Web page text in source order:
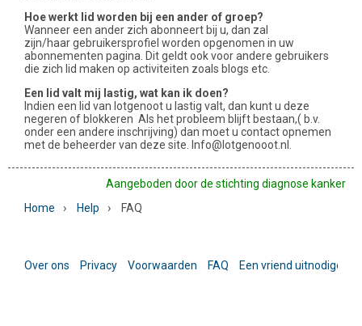
Hoe werkt lid worden bij een ander of groep?
Wanneer een ander zich abonneert bij u, dan zal
zijn/haar gebruikersprofiel worden opgenomen in uw
abonnementen pagina. Dit geldt ook voor andere gebruikers
die zich lid maken op activiteiten zoals blogs etc.
Een lid valt mij lastig, wat kan ik doen?
Indien een lid van lotgenoot u lastig valt, dan kunt u deze
negeren of blokkeren Als het probleem blijft bestaan,( b.v.
onder een andere inschrijving) dan moet u contact opnemen
met de beheerder van deze site. Info@lotgenooot.nl.
Home › Help › FAQ
Aangeboden door de stichting diagnose kanker
Over ons Privacy Voorwaarden FAQ Een vriend uitnodigen